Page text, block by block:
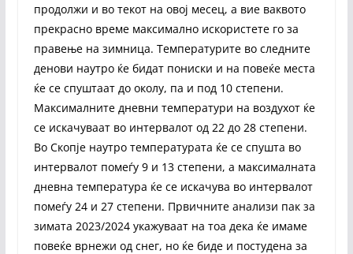
продолжи и во текот на овој месец, а вие ваквото
прекрасно време максимално искористете го за
правење на зимница. Температурите во следните
денови наутро ќе бидат пониски и на повеќе места
ќе се спуштаат до околу, па и под 10 степени.
Максималните дневни температури на воздухот ќе
се искачуваат во интервалот од 22 до 28 степени.
Во Скопје наутро температурата ќе се спушта во
интервалот помеѓу 9 и 13 степени, а максималната
дневна температура ќе се искачува во интервалот
помеѓу 24 и 27 степени. Првичните анализи пак за
зимата 2023/2024 укажуваат на тоа дека ќе имаме
повеќе врнежи од снег, но ќе биде и постудена за